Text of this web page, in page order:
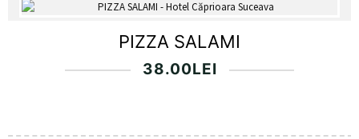
PIZZA SALAMI
38.00LEI